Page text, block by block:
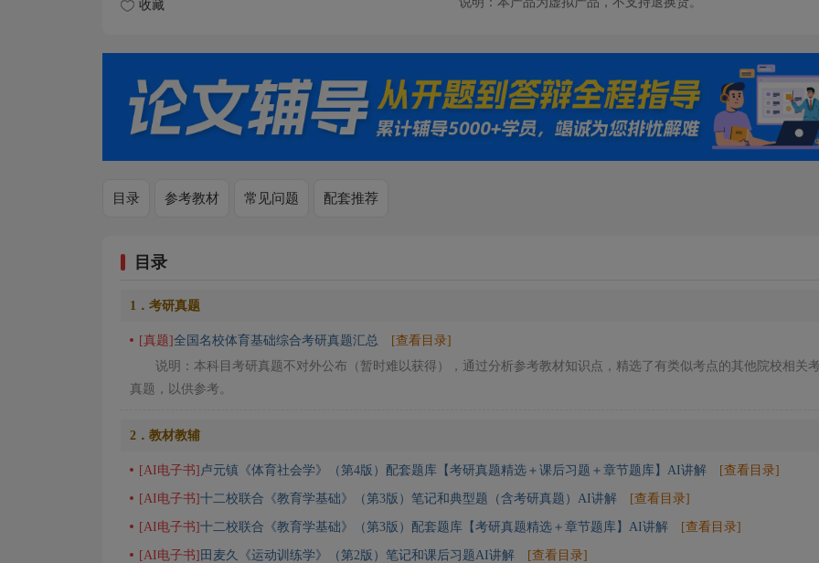
收藏
目录 参考教材 常见问题 配套推荐
目录
1．考研真题
[真题]全国名校体育基础综合考研真题汇总
[查看目录]
说明：本科目考研真题不对外公布（暂时难以获得），通过分析参考教材知识点，精选了有类似考点的其他院校相关
真题，以供参考。
2．教材教辅
[AI电子书] 卢元镇《体育社会学》（第4版）配套题库【考研真题精选＋课后习题＋章节题库】AI讲解 [查看目录]
[AI电子书]十二校联合《教育学基础》（第3版）笔记和典型题（含考研真题）AI讲解 [查看目录]
[AI电子书]十二校联合《教育学基础》（第3版）配套题库【考研真题精选＋章节题库】AI讲解 [查看目录]
[AI电子书] 田麦久《运动训练学》（第2版）笔记和课后习题AI讲解 [查看目录]